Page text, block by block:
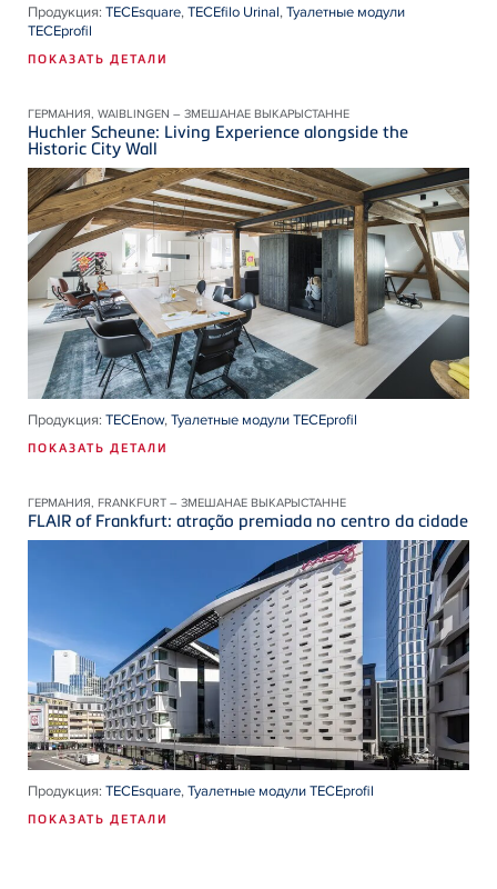
Продукция: TECEsquare,TECEfilo Urinal,Туалетные модули
TECEprofil
ПОКАЗАТЬ ДЕТАЛИ
ГЕРМАНИЯ, WAIBLINGEN – ЗМЕШАНАЕ ВЫКАРЫСТАННЕ
Huchler Scheune: Living Experience alongside the
Historic City Wall
Продукция: TECEnow,Туалетные модули TECEprofil
ПОКАЗАТЬ ДЕТАЛИ
ГЕРМАНИЯ, FRANKFURT – ЗМЕШАНАЕ ВЫКАРЫСТАННЕ
FLAIR of Frankfurt: atração premiada no centro da cidade
Продукция: TECEsquare,Туалетные модули TECEprofil
ПОКАЗАТЬ ДЕТАЛИ